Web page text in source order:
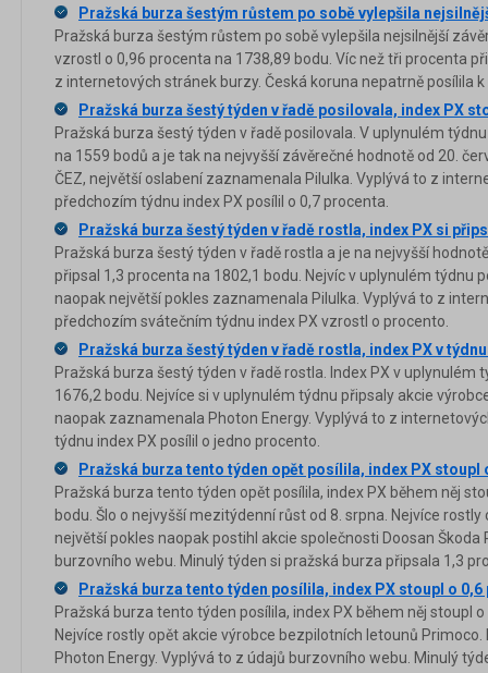
Pražská burza šestým růstem po sobě vylepšila
Pražská burza šestým růstem po sobě vylepšila nejsilnější
vzrostl o 0,96 procenta na 1738,89 bodu. Víc než tři procenta
z internetových stránek burzy. Česká koruna nepatrně posílila
Pražská burza šestý týden v řadě posilovala, index PX
Pražská burza šestý týden v řadě posilovala. V uplynulém
na 1559 bodů a je tak na nejvyšší závěrečné hodnotě od 20.
ČEZ, největší oslabení zaznamenala Pilulka. Vyplývá to z
předchozím týdnu index PX posílil o 0,7 procenta.
Pražská burza šestý týden v řadě rostla, index PX si
Pražská burza šestý týden v řadě rostla a je na nejvyšší
připsal 1,3 procenta na 1802,1 bodu. Nejvíc v uplynulém týdnu
naopak největší pokles zaznamenala Pilulka. Vyplývá to z
předchozím svátečním týdnu index PX vzrostl o procento.
Pražská burza šestý týden v řadě rostla, index PX v
Pražská burza šestý týden v řadě rostla. Index PX v uplynulém
1676,2 bodu. Nejvíce si v uplynulém týdnu připsaly akcie
naopak zaznamenala Photon Energy. Vyplývá to z
týdnu index PX posílil o jedno procento.
Pražská burza tento týden opět posílila, index PX stoupl
Pražská burza tento týden opět posílila, index PX během něj
bodu. Šlo o nejvyšší mezitýdenní růst od 8. srpna. Nejvíce
největší pokles naopak postihl akcie společnosti Doosan Škoda
burzovního webu. Minulý týden si pražská burza připsala 1,3
Pražská burza tento týden posílila, index PX stoupl o 0,6
Pražská burza tento týden posílila, index PX během něj stoupl
Nejvíce rostly opět akcie výrobce bezpilotních letounů Primoco.
Photon Energy. Vyplývá to z údajů burzovního webu. Minulý